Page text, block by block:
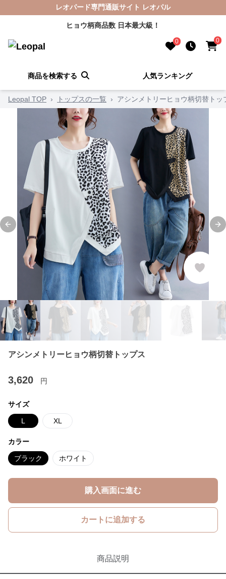
レオパード専門通販サイト レオパル
ヒョウ柄商品数 日本最大級！
0 0
商品を検索する 人気ランキング
Leopal TOP › トップスの一覧 › アシンメトリーヒョウ柄切替トッ
Previous slide
アシンメトリーヒョウ柄切替トップス
3,620 円
サイズ
L XL
カラー
ブラック ホワイト
購入画面に進む
カートに追加する
商品説明